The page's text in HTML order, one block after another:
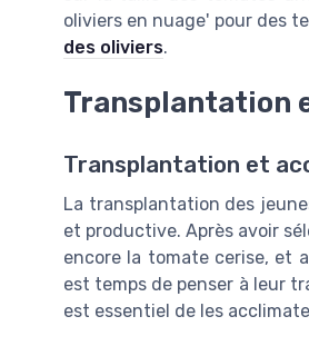
oliviers en nuage' pour des
des oliviers.
Transplantation
Transplantation et
La transplantation des
et productive. Après avoir
encore la tomate cerise, et
est temps de penser à leur
est essentiel de les